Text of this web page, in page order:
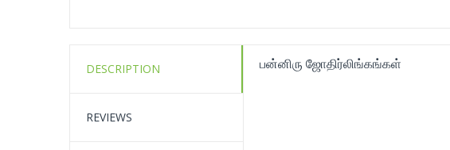
DESCRIPTION
REVIEWS
பன்னிரு ஜோதிர்லிங்கங்கள்